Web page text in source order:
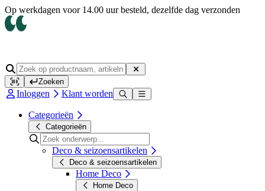
Op werkdagen voor 14.00 uur besteld, dezelfde dag verzonden
Zoeken
Inloggen Klant worden
Categorieën
Categorieën
Deco & seizoensartikelen
Deco & seizoensartikelen
Home Deco
Home Deco